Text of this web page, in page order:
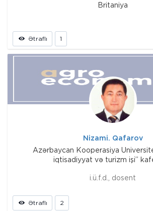
Britaniya
Ətraflı 1
Nizami. Qafarov
Azərbaycan Kooperasiya
iqtisadiyyat və turizm işi”
i.ü.f.d., dosent
Ətraflı 2